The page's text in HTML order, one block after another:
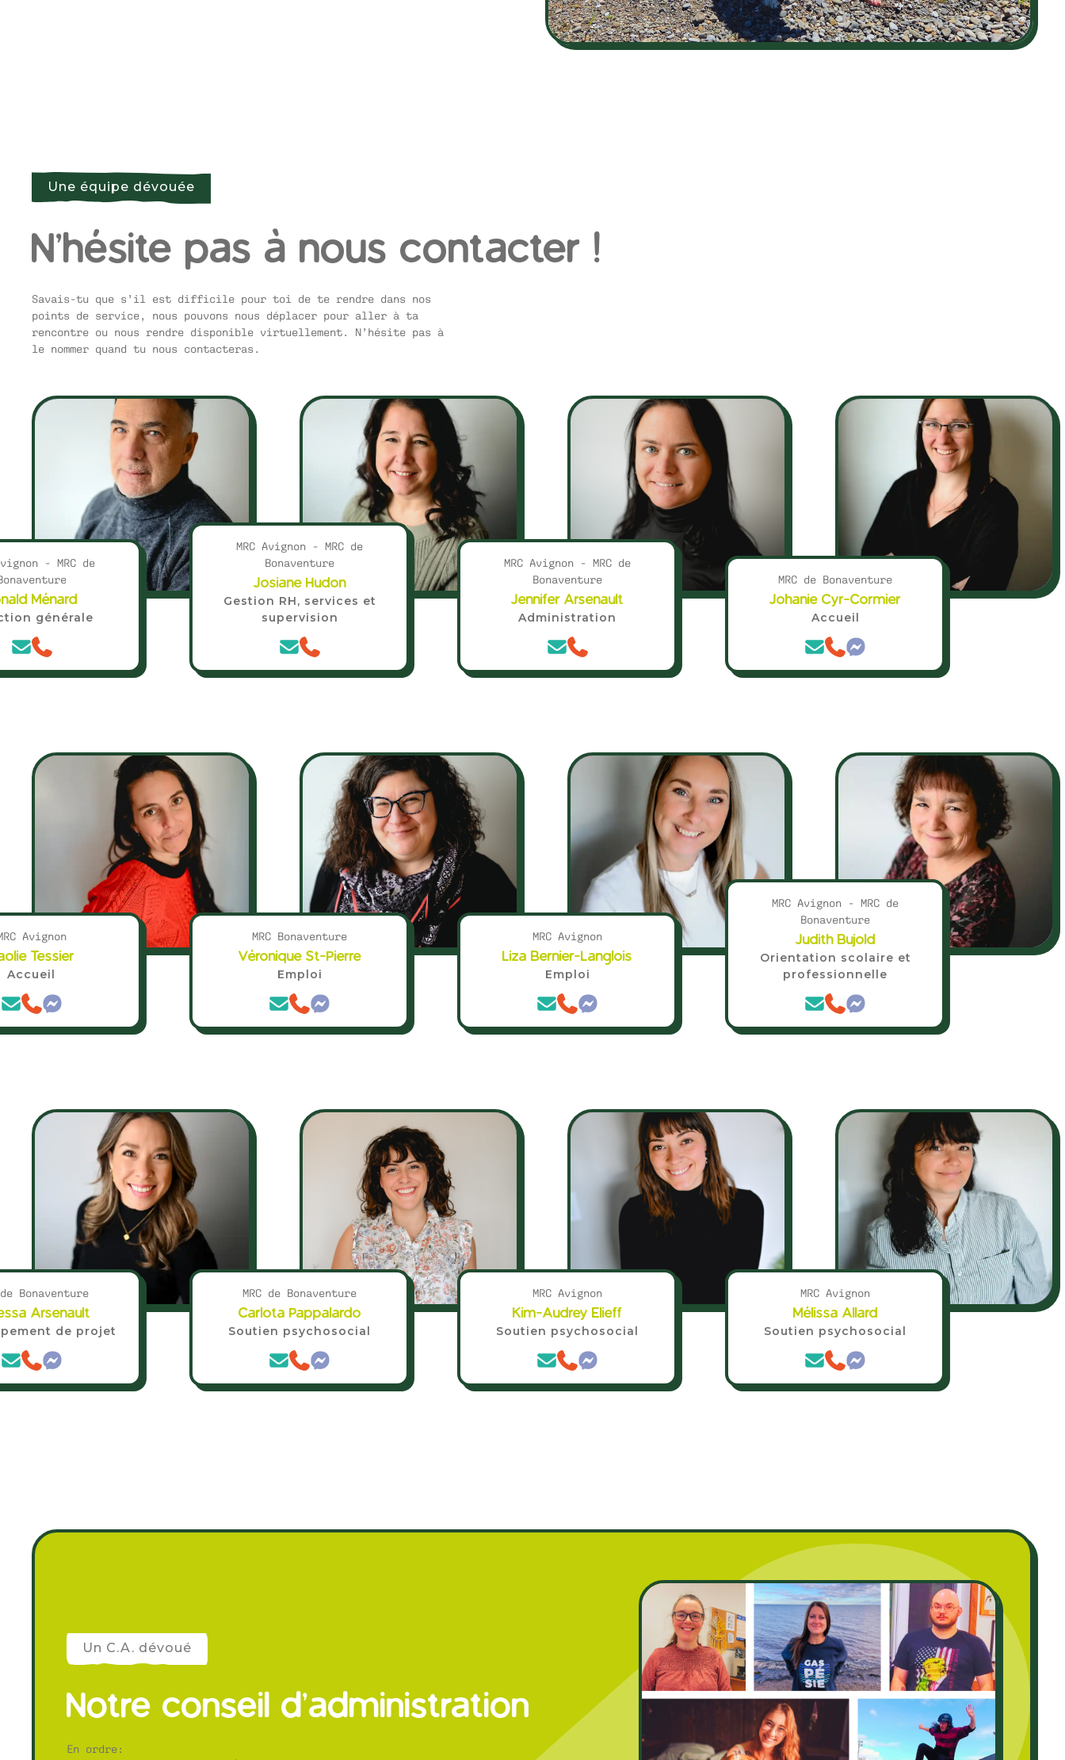
Une équipe dévouée
N'hésite pas à nous contacter !
Savais-tu que s’il est difficile pour toi de te rendre dans nos
points de service, nous pouvons nous déplacer pour aller à ta
rencontre ou nous rendre disponible virtuellement. N’hésite pas à
le nommer quand tu nous contacteras.
- MRC de
Ménard
générale
MRC Avignon - MRC de
Bonaventure
Josiane Hudon
Gestion RH, services et
supervision
MRC Avignon - MRC de
Bonaventure
Jennifer Arsenault
Administration
MRC de Bonaventure
Johanie Cyr-Cormier
Accueil
Avignon
Tessier
Accueil
MRC Bonaventure
Véronique St-Pierre
Emploi
MRC Avignon
Liza Bernier-Langlois
Emploi
MRC Avignon - MRC de
Bonaventure
Judith Bujold
Orientation scolaire et
professionnelle
de Bonaventure
Arsenault
de projet
MRC de Bonaventure
Carlota Pappalardo
Soutien psychosocial
MRC Avignon
Kim-Audrey Elieff
Soutien psychosocial
MRC Avignon
Mélissa Allard
Soutien psychosocial
Un C.A. dévoué
Notre conseil d'administration
En ordre: